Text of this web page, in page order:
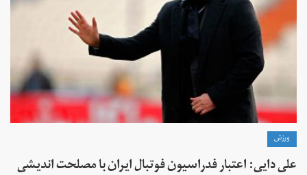
ورزش
علی دایی: اعتبار فدراسیون فوتبال ایران با مصلحت اندیشی